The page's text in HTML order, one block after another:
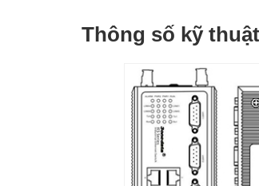
Thông số kỹ thuật